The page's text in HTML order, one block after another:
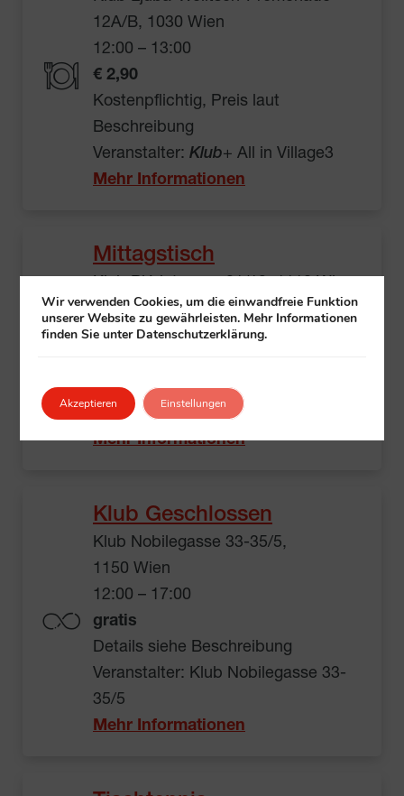
12A/B, 1030 Wien
12:00 – 13:00
€ 2,90
Kostenpflichtig, Preis laut
Beschreibung
Veranstalter: Klub+ All in Village3
Mehr Informationen
Mittagstisch
12:00 – 13:00
Preis siehe Beschreibung
Beschreibung
Veranstalter: Klub Blériotgasse 21/13
Mehr Informationen
Klub Geschlossen
Klub Nobilegasse 33-35/5,
1150 Wien
12:00 – 17:00
gratis
Details siehe Beschreibung
Veranstalter: Klub Nobilegasse 33-
35/5
Mehr Informationen
Wir verwenden Cookies, um die einwandfreie Funktion
unserer Website zu gewährleisten. Mehr Informationen
finden Sie unter Datenschutzerklärung.
Akzeptieren Einstellungen